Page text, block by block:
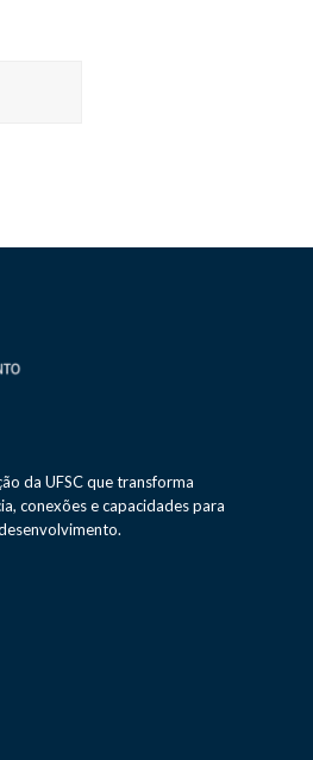
da UFSC que transforma
conexões e capacidades para